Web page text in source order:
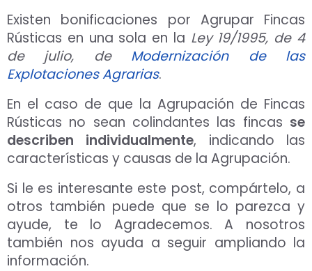
Existen bonificaciones por Agrupar Fincas
Rústicas en una sola en la Ley 19/1995, de 4
de julio, de Modernización de las
Explotaciones Agrarias.
En el caso de que la Agrupación de Fincas
Rústicas no sean colindantes las fincas se
describen individualmente, indicando las
características y causas de la Agrupación.
Si le es interesante este post, compártelo, a
otros también puede que se lo parezca y
ayude, te lo Agradecemos. A nosotros
también nos ayuda a seguir ampliando la
información.